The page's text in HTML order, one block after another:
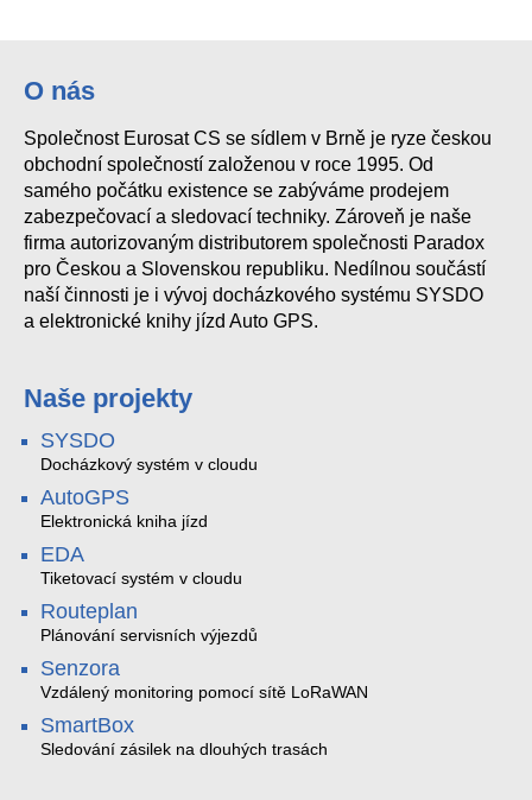
AS2364
O nás
Společnost Eurosat CS se sídlem v Brně je ryze českou
obchodní společností založenou v roce 1995. Od
samého počátku existence se zabýváme prodejem
zabezpečovací a sledovací techniky. Zároveň je naše
firma autorizovaným distributorem společnosti Paradox
pro Českou a Slovenskou republiku. Nedílnou součástí
naší činnosti je i vývoj docházkového systému SYSDO
a elektronické knihy jízd Auto GPS.
Naše projekty
SYSDO
Docházkový systém v cloudu
AutoGPS
Elektronická kniha jízd
EDA
Tiketovací systém v cloudu
Routeplan
Plánování servisních výjezdů
Senzora
Vzdálený monitoring pomocí sítě LoRaWAN
SmartBox
Sledování zásilek na dlouhých trasách